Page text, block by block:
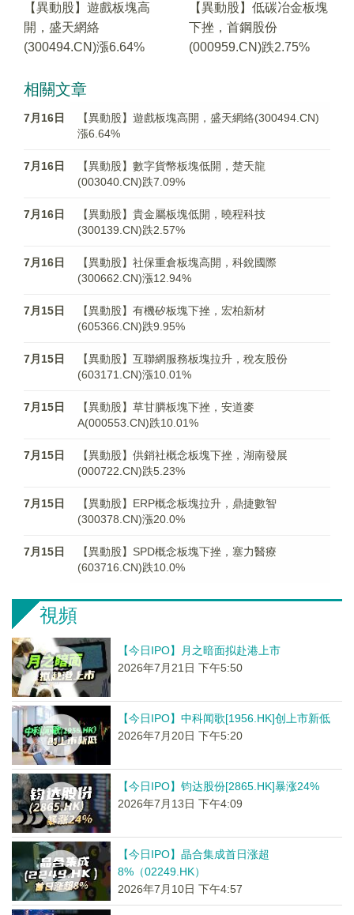
【異動股】遊戲板塊高
開，盛天網絡
(300494.CN)漲6.64%
【異動股】低碳冶金板塊
下挫，首鋼股份
(000959.CN)跌2.75%
相關文章
7月16日
【異動股】遊戲板塊高開，盛天網絡(300494.CN)
漲6.64%
7月16日
【異動股】數字貨幣板塊低開，楚天龍
(003040.CN)跌7.09%
7月16日
【異動股】貴金屬板塊低開，曉程科技
(300139.CN)跌2.57%
7月16日
【異動股】社保重倉板塊高開，科銳國際
(300662.CN)漲12.94%
7月15日
【異動股】有機矽板塊下挫，宏柏新材
(605366.CN)跌9.95%
7月15日
【異動股】互聯網服務板塊拉升，稅友股份
(603171.CN)漲10.01%
7月15日
【異動股】草甘膦板塊下挫，安道麥
A(000553.CN)跌10.01%
7月15日
【異動股】供銷社概念板塊下挫，湖南發展
(000722.CN)跌5.23%
7月15日
【異動股】ERP概念板塊拉升，鼎捷數智
(300378.CN)漲20.0%
7月15日
【異動股】SPD概念板塊下挫，塞力醫療
(603716.CN)跌10.0%
視頻
【今日IPO】月之暗面拟赴港上市
2026年7月21日 下午5:50
【今日IPO】中科闻歌[1956.HK]创上市新低
2026年7月20日 下午5:20
【今日IPO】钧达股份[2865.HK]暴涨24%
2026年7月13日 下午4:09
【今日IPO】晶合集成首日涨超
8%（02249.HK）
2026年7月10日 下午4:57